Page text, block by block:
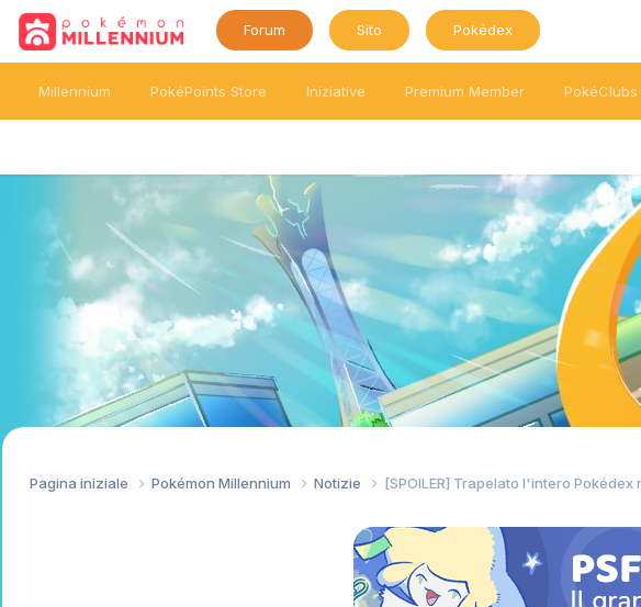
Forum Sito Pokédex
Millennium PokéPoints Store Iniziative Premium Member PokéClubs
Pagina iniziale Pokémon Millennium Notizie [SPOILER] Trapelato l'intero Pokédex